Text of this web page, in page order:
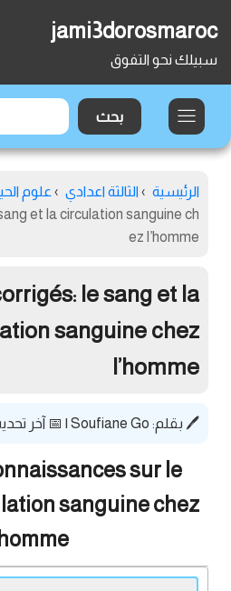
jami3dorosmaroc
سبيلك نحو التفوق
الرئيسية › الثالثة اعدادي › علوم
et la circulation sanguine ch
ez l’homme
le sang et la
sanguine chez
l’homme
🖊️ بقلم: Soufiane Go
| 📅 آخر تحديث:
sur le
sanguine chez